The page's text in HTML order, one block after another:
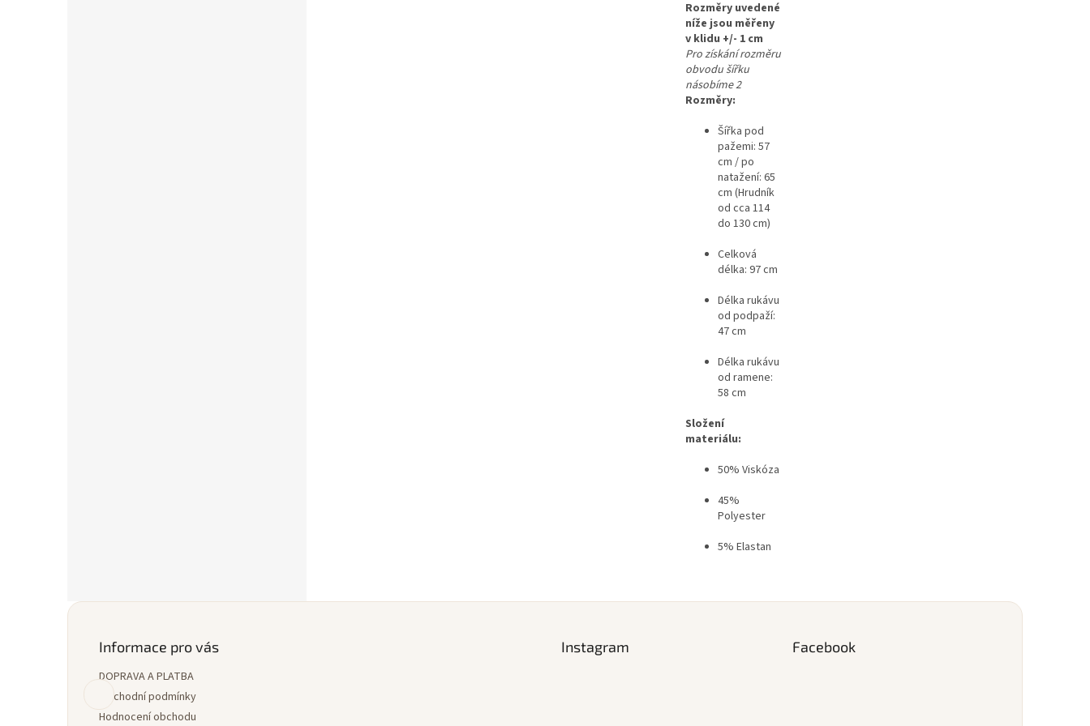
Rozměry uvedené
níže jsou měřeny
v klidu +/- 1 cm
Pro získání rozměru
obvodu šířku
násobíme 2
Rozměry:
Šířka pod
pažemi: 57
cm / po
natažení: 65
cm (Hrudník
od cca 114
do 130 cm)
Celková
délka: 97 cm
Délka rukávu
od podpaží:
47 cm
Délka rukávu
od ramene:
58 cm
Složení
materiálu:
50% Viskóza
45%
Polyester
5% Elastan
Informace pro vás
DOPRAVA A PLATBA
Obchodní podmínky
Hodnocení obchodu
Instagram Facebook